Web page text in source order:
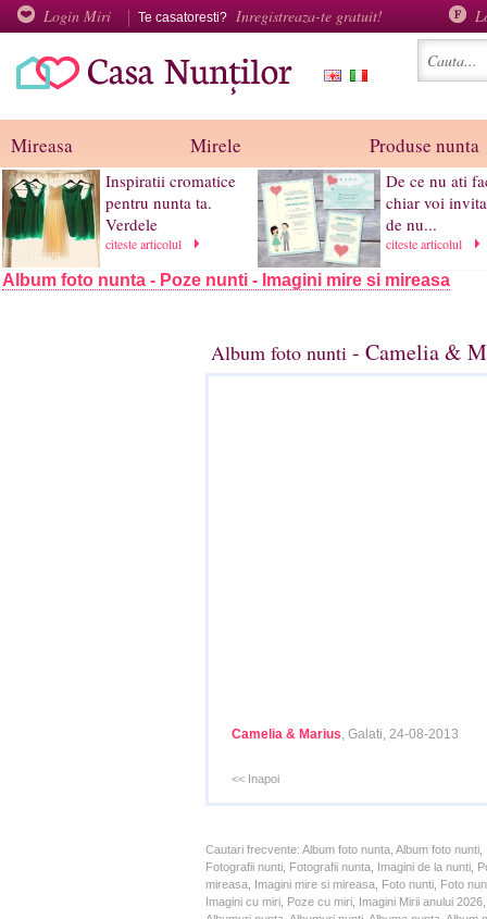
Login Miri Te casatoresti? Inregistreaza-te gratuit!
Mireasa Mirele Produse nunta
Inspiratii cromatice
pentru nunta ta.
Verdele
citeste articolul
De ce nu ati
chiar voi
de nu...
citeste articolul
Album foto nunta - Poze nunti - Imagini mire si mireasa
Album foto nunti - Camelia &
Camelia & Marius, Galati, 24-08-2013
<< Inapoi
Cautari frecvente: Album foto nunta, Album foto
Fotografii nunti, Fotografii nunta, Imagini de la nunti,
mireasa, Imagini mire si mireasa, Foto nunti, Foto
Imagini cu miri, Poze cu miri, Imagini Mirii anului